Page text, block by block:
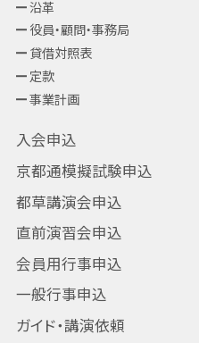
沿革
役員・顧問・事務局
貸借対照表
定款
事業計画
入会申込
京都通模擬試験申込
都草講演会申込
直前演習会申込
会員用行事申込
一般行事申込
ガイド・講演依頼